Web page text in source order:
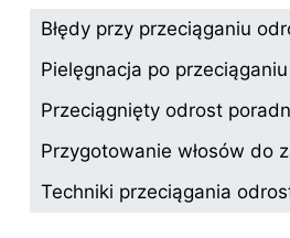
c
e
b
o
o
k
er
e
st
k
e
dI
n
k
o
p
Błędy przy przeciąganiu
Pielęgnacja po
Przeciągnięty odrost
Przygotowanie włosów do
Techniki przeciągania